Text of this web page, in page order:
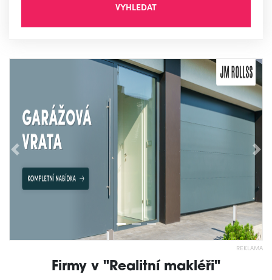
VYHLEDAT
Předchozí
REKLAMA
Firmy v "Realitní makléři"